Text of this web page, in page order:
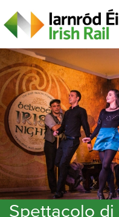
Spettacolo di